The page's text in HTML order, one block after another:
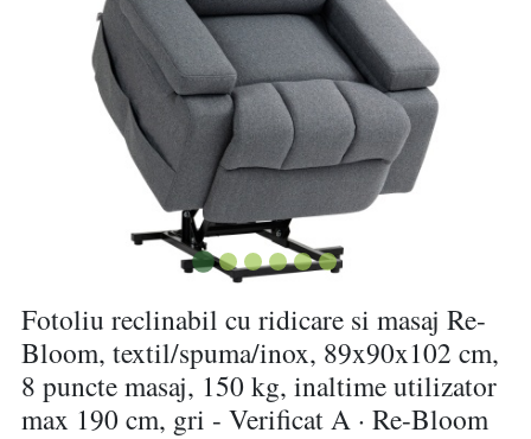
Fotoliu reclinabil cu ridicare si masaj Re-
Bloom, textil/spuma/inox, 89x90x102 cm,
8 puncte masaj, 150 kg, inaltime utilizator
max 190 cm, gri - Verificat A · Re-Bloom